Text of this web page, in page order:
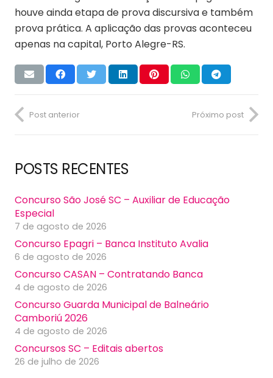
houve ainda etapa de prova discursiva e também
prova prática. A aplicação das provas aconteceu
apenas na capital, Porto Alegre-RS.
Post anterior Próximo post
POSTS RECENTES
Concurso São José SC – Auxiliar de Educação
Especial
7 de agosto de 2026
Concurso Epagri – Banca Instituto Avalia
6 de agosto de 2026
Concurso CASAN – Contratando Banca
4 de agosto de 2026
Concurso Guarda Municipal de Balneário
Camboriú 2026
4 de agosto de 2026
Concursos SC – Editais abertos
26 de julho de 2026